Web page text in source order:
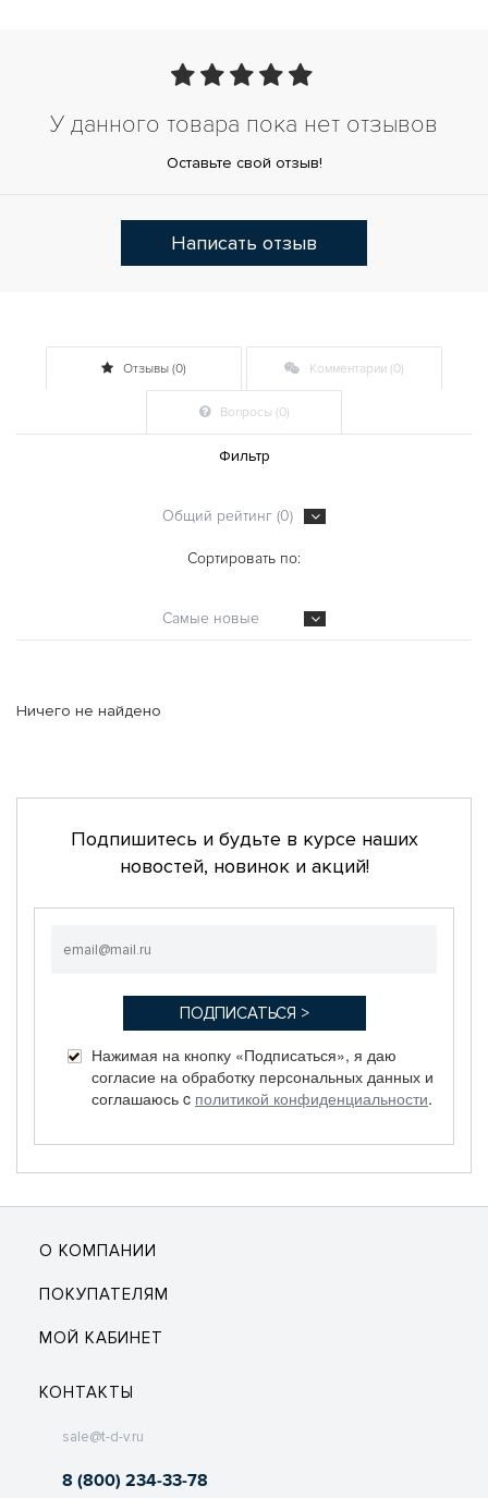
У данного товара пока нет отзывов
Оставьте свой отзыв!
Написать отзыв
Отзывы (0) Комментарии (0)
Вопросы (0)
Фильтр
Общий рейтинг (0)
Сортировать по:
Самые новые
Ничего не найдено
Подпишитесь и будьте в курсе наших
новостей, новинок и акций!
Нажимая на кнопку «Подписаться», я даю
согласие на обработку персональных данных и
соглашаюсь c политикой конфиденциальности.
О КОМПАНИИ
ПОКУПАТЕЛЯМ
МОЙ КАБИНЕТ
КОНТАКТЫ
sale@t-d-v.ru
8 (800) 234-33-78